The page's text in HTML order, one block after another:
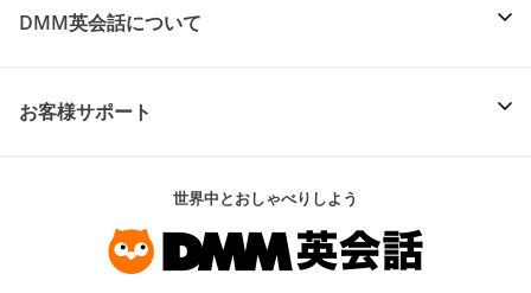
DMM英会話について
お客様サポート
世界中とおしゃべりしよう